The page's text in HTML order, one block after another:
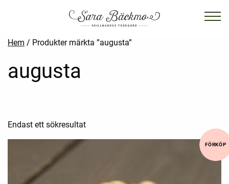
Hem / Produkter märkta ”augusta”
augusta
Endast ett sökresultat
FÖRKÖP